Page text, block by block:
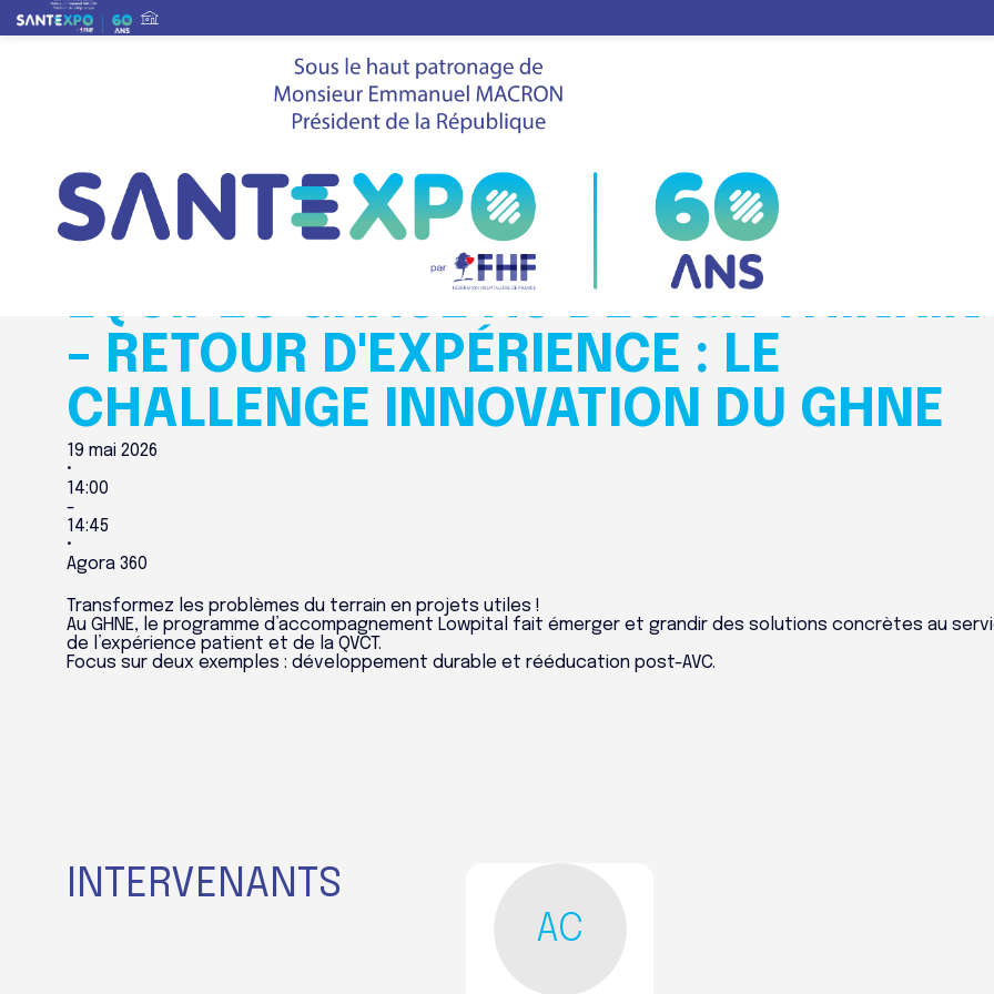
du GHNE
Innovation
DÉVELOPPER LE POUVOIR D'AGIR
ÉQUIPES GRÂCE AU DESIGN
- RETOUR D'EXPÉRIENCE : LE
CHALLENGE INNOVATION DU GHNE
19 mai 2026
•
14:00
-
14:45
•
Agora 360
Transformez les problèmes du terrain en projets utiles !
Au GHNE, le programme d’accompagnement Lowpital fait émerger et grandir des solutions concrètes au
de l’expérience patient et de la QVCT.
Focus sur deux exemples : développement durable et rééducation post-AVC.
INTERVENANTS
AC